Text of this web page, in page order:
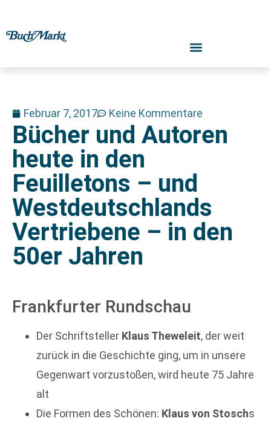
Februar 7, 2017 Keine Kommentare
Bücher und Autoren
heute in den
Feuilletons – und
Westdeutschlands
Vertriebene – in den
50er Jahren
Frankfurter Rundschau
Der Schriftsteller Klaus Theweleit, der weit
zurück in die Geschichte ging, um in unsere
Gegenwart vorzustoßen, wird heute 75 Jahre
alt
Die Formen des Schönen: Klaus von Stoschs